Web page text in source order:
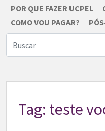
POR QUE FAZER UCPEL
COMO VOU PAGAR?
Tag: teste